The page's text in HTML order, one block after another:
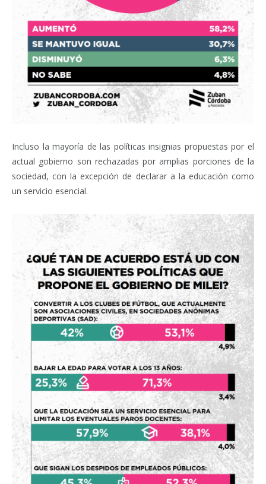
Incluso la mayoría de las políticas insignias propuestas por el
actual gobierno son rechazadas por amplias porciones de la
sociedad, con la excepción de declarar a la educación como
un servicio esencial.